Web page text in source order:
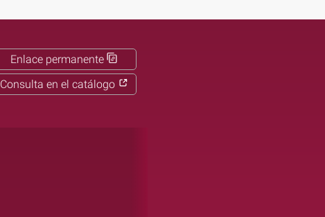
Enlace permanente
Consulta en el catálogo